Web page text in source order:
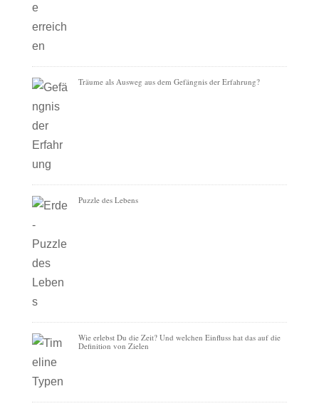
Träume als Ausweg aus dem Gefängnis der Erfahrung?
Puzzle des Lebens
Wie erlebst Du die Zeit? Und welchen Einfluss hat das auf die
Definition von Zielen